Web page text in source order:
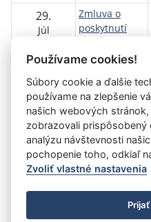
29.
Júl
Zmluva o
poskytnutí
278/2026
1Aktuálna
stránka
1
2 3 4 5 6
Úrad vlády SR
- Všetky
Prehlásenie o prístupnosti
Používame cookies!
Súbory cookie a ďalšie
používame na zlepšenie
našich webových
zobrazovali prispôsobený
analýzu návštevnosti
pochopenie toho, odkiaľ
Zvoliť vlastné nastavenia